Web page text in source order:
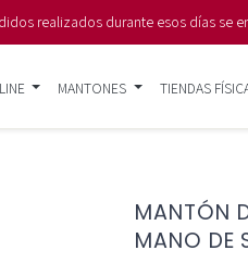
realizados durante esos días se
MANTONES TIENDAS
MANTÓN
MANO DE